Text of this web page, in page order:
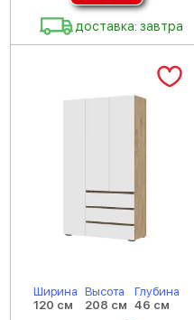
доставка: завтра
Ширина
120 см
Высота
208 см
Глубина
46 см